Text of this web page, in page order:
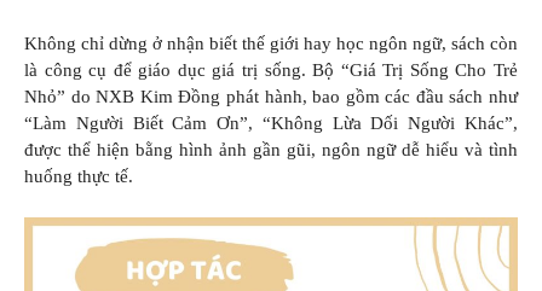
Không chỉ dừng ở nhận biết thế giới hay học ngôn ngữ, sách còn
là công cụ để giáo dục giá trị sống. Bộ “Giá Trị Sống Cho Trẻ
Nhỏ” do NXB Kim Đồng phát hành, bao gồm các đầu sách như
“Làm Người Biết Cảm Ơn”, “Không Lừa Dối Người Khác”,
được thể hiện bằng hình ảnh gần gũi, ngôn ngữ dễ hiểu và tình
huống thực tế.